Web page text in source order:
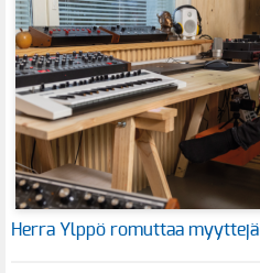
Herra Ylppö romuttaa myyttejä